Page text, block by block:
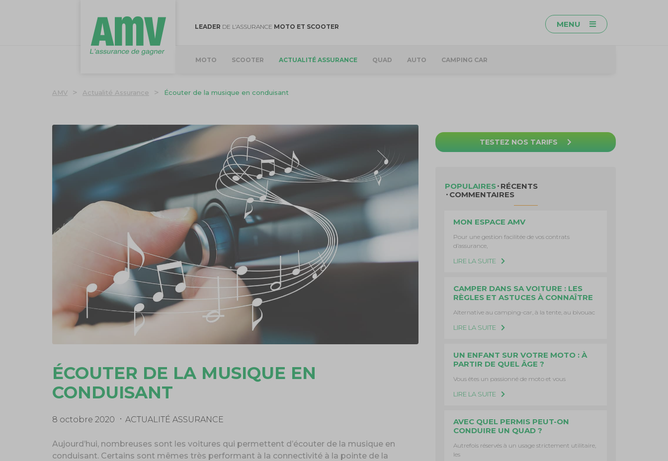
LEADER DE L’ASSURANCE MOTO ET SCOOTER MENU
MOTO SCOOTER ACTUALITÉ ASSURANCE QUAD AUTO CAMPING CAR
AMV > Actualité Assurance > Écouter de la musique en conduisant
ÉCOUTER DE LA MUSIQUE EN
CONDUISANT
8 octobre 2020 ACTUALITÉ ASSURANCE
Aujourd’hui, nombreuses sont les voitures qui permettent d’écouter de la musique en
conduisant. Certains sont mêmes très performant à la connectivité à la pointe de la
TESTEZ NOS TARIFS
POPULAIRES RÉCENTS
COMMENTAIRES
MON ESPACE AMV
Pour une gestion facilitée de vos contrats
d’assurance,
LIRE LA SUITE
CAMPER DANS SA VOITURE : LES
RÈGLES ET ASTUCES À CONNAÎTRE
Alternative au camping-car, à la tente, au bivouac
LIRE LA SUITE
UN ENFANT SUR VOTRE MOTO : À
PARTIR DE QUEL ÂGE ?
Vous êtes un passionné de moto et vous
LIRE LA SUITE
AVEC QUEL PERMIS PEUT-ON
CONDUIRE UN QUAD ?
Autrefois réservés à un usage strictement utilitaire,
les